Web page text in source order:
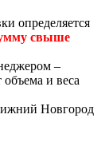
определяется
свыше
–
и веса
Новгород